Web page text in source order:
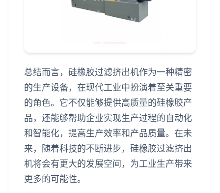
总结而言，硅橡胶过滤挤出机作为一种精密
的生产设备，在现代工业中扮演着至关重要
的角色。它不仅能够提供高质量的硅橡胶产
品，还能够帮助企业实现生产过程的自动化
和智能化，提高生产效率和产品质量。在未
来，随着科技的不断进步，硅橡胶过滤挤出
机将会有更大的发展空间，为工业生产带来
更多的可能性。